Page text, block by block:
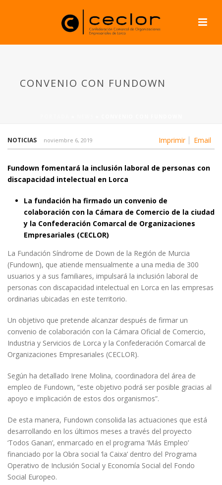
CONVENIO CON FUNDOWN
Imprimir Email
NOTICIAS noviembre 6, 2019
Fundown fomentará la inclusión laboral de personas con
discapacidad intelectual en Lorca
La fundación ha firmado un convenio de
colaboración con la Cámara de Comercio de la ciudad
y la Confederación Comarcal de Organizaciones
Empresariales (CECLOR)
La Fundación Síndrome de Down de la Región de Murcia
(Fundown), que atiende mensualmente a una media de 300
usuarios y a sus familiares, impulsará la inclusión laboral de
personas con discapacidad intelectual en Lorca en las empresas
ordinarias ubicadas en este territorio.
Un objetivo que pretende alcanzar después de firmar un
convenio de colaboración con la Cámara Oficial de Comercio,
Industria y Servicios de Lorca y la Confederación Comarcal de
Organizaciones Empresariales (CECLOR).
Según ha detallado Irene Molina, coordinadora del área de
empleo de Fundown, “este objetivo podrá ser posible gracias al
apoyo e implicación de estos dos organismos”.
De esta manera, Fundown consolida las actuaciones que está
desarrollando en los últimos meses a través del proyecto
‘Todos Ganan’, enmarcado en el programa ‘Más Empleo’
financiado por la Obra social ‘la Caixa’ dentro del Programa
Operativo de Inclusión Social y Economía Social del Fondo
Social Europeo.